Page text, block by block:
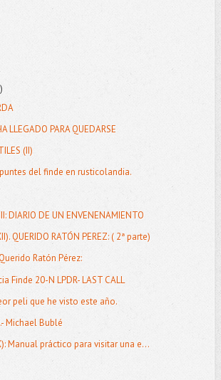
LLEGADO PARA QUEDARSE
(II)
del finde en rusticolandia.
DIARIO DE UN ENVENENAMIENTO
QUERIDO RATÓN PEREZ: ( 2ª parte)
Ratón Pérez:
Finde 20-N LPDR- LAST CALL
peli que he visto este año.
Michael Bublé
Manual práctico para visitar una e...